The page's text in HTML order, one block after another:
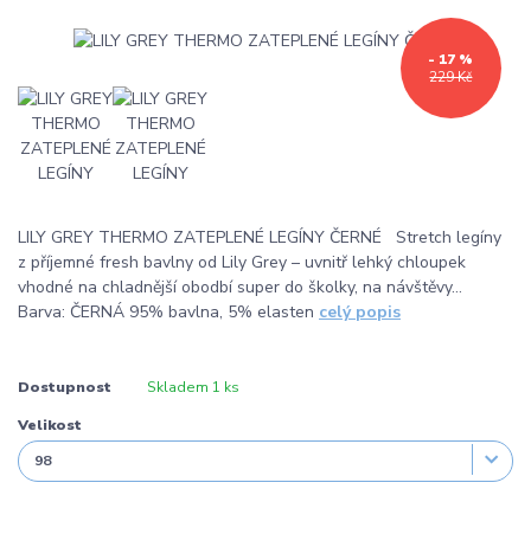
229 Kč
- 17 %
LILY GREY THERMO ZATEPLENÉ LEGÍNY ČERNÉ Stretch legíny
z příjemné fresh bavlny od Lily Grey – uvnitř lehký chloupek
vhodné na chladnější obodbí super do školky, na návštěvy…
Barva: ČERNÁ 95% bavlna, 5% elasten celý popis
Dostupnost Skladem 1 ks
Velikost